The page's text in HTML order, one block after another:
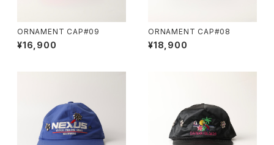
ORNAMENT CAP#09
¥16,900
ORNAMENT CAP#08
¥18,900